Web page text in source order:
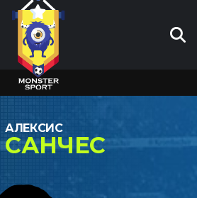
АЛЕКСИС
САНЧЕС